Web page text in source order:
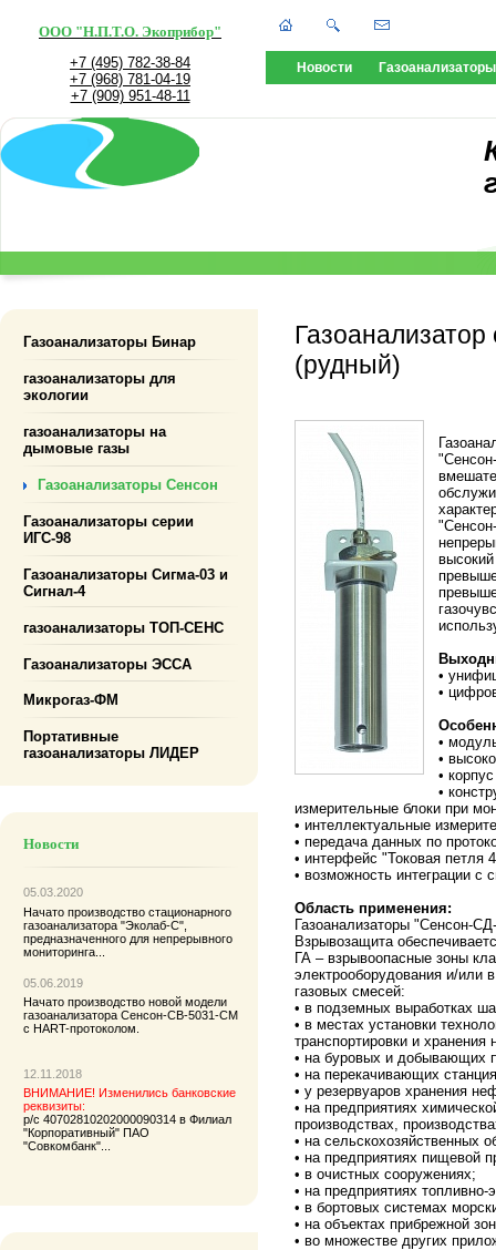
ООО "Н.П.Т.О. Экоприбор"
+7 (495) 782-38-84
+7 (968) 781-04-19
+7 (909) 951-48-11
Новости Газоанализаторы
Газоанализаторы Бинар
газоанализаторы для
экологии
газоанализаторы на
дымовые газы
Газоанализаторы Сенсон
Газоанализаторы серии
ИГС-98
Газоанализаторы Сигма-03 и
Сигнал-4
газоанализаторы ТОП-СЕНС
Газоанализаторы ЭССА
Микрогаз-ФМ
Портативные
газоанализаторы ЛИДЕР
Новости
05.03.2020
Начато производство стационарного
газоанализатора "Эколаб-С"
предназначенного для непрерывного
мониторинга...
05.06.2019
Начато производство новой модели
газоанализатора Сенсон-СВ-5031-СМ
с HART-протоколом.
12.11.2018
ВНИМАНИЕ! Изменились банковские
реквизиты:
р/с 40702810202000090314 в Филиал
"Корпоративный" ПАО
"Совкомбанк"...
(рудный)
•
•
•
•
•
•
измерительные блоки при
• интеллектуальные
• передача данных по
• интерфейс "Токовая петля
• возможность интеграции
Область применения:
Газоанализаторы "Сенсон-
Взрывозащита
ГА – взрывоопасные зоны
электрооборудования и/или
газовых смесей:
• в подземных выработках
• в местах установки
транспортировки и хранения
• на буровых и добывающих
• на перекачивающих
• у резервуаров хранения
• на предприятиях
производствах,
• на сельскохозяйственных
• на предприятиях пищевой
• в очистных сооружениях;
• на предприятиях топливно-
• в бортовых системах
• на объектах прибрежной
• во множестве других